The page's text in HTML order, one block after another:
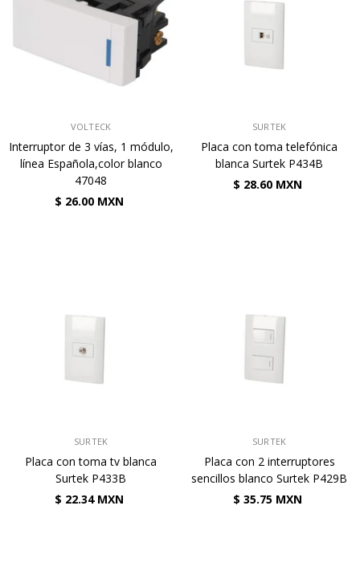
VOLTECK
Interruptor de 3 vías, 1 módulo,
línea Española,color blanco
47048
$ 26.00 MXN
SURTEK
Placa con toma telefónica
blanca Surtek P434B
$ 28.60 MXN
SURTEK
Placa con toma tv blanca
Surtek P433B
$ 22.34 MXN
SURTEK
Placa con 2 interruptores
sencillos blanco Surtek P429B
$ 35.75 MXN